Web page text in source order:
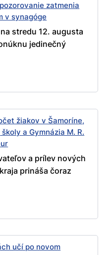
zatmenia
v synagóge
stredu 12. augusta
jedinečný
žiakov v Šamoríne,
a Gymnázia M. R.
a prílev nových
prináša čoraz
učí po novom